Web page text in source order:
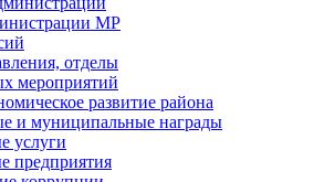
МР
отделы
мероприятий
развитие района
и муниципальные награды
услуги
предприятия